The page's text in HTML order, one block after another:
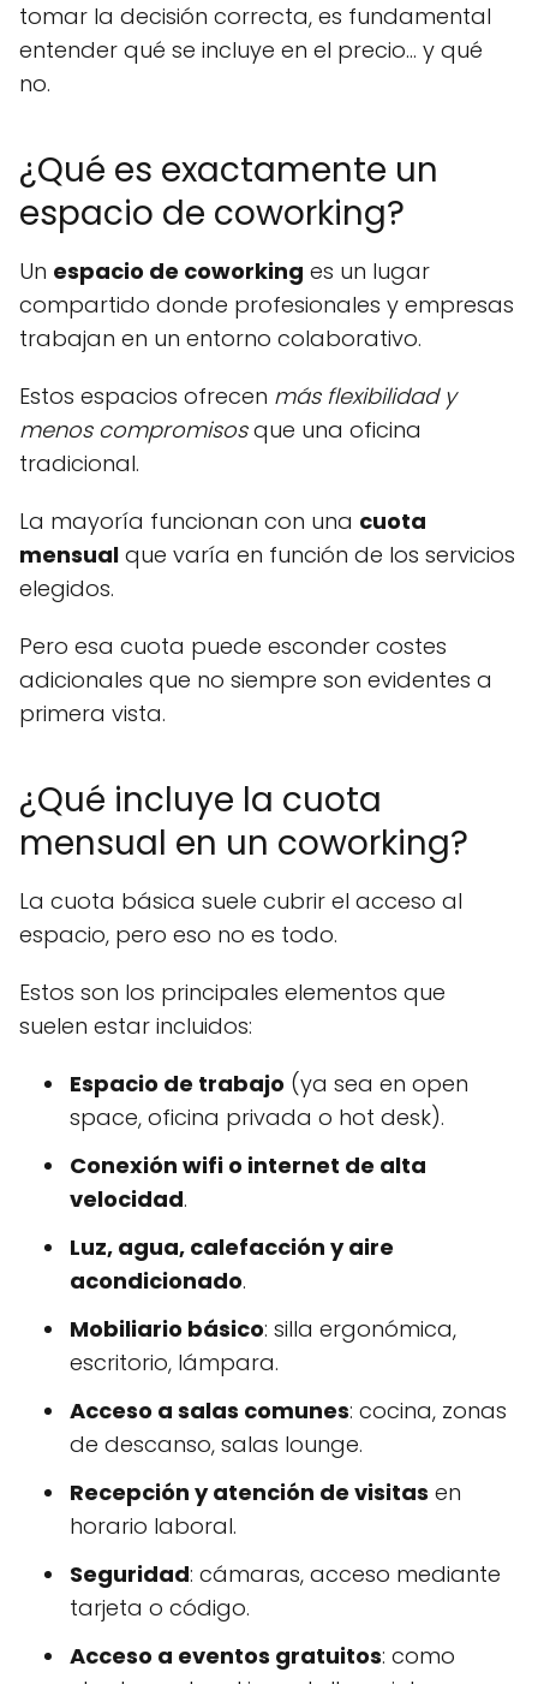
tomar la decisión correcta, es fundamental
entender qué se incluye en el precio... y qué
no.
¿Qué es exactamente un
espacio de coworking?
Un espacio de coworking es un lugar
compartido donde profesionales y empresas
trabajan en un entorno colaborativo.
Estos espacios ofrecen más flexibilidad y
menos compromisosque una oficina
tradicional.
La mayoría funcionan con una cuota
mensual que varía en función de los servicios
elegidos.
Pero esa cuota puede esconder costes
adicionales que no siempre son evidentes a
primera vista.
¿Qué incluye la cuota
mensual en un coworking?
La cuota básica suele cubrir el acceso al
espacio, pero eso no es todo.
Estos son los principales elementos que
suelen estar incluidos:
Espacio de trabajo (ya sea en open
space, oficina privada o hot desk).
Conexión wifi o internet de alta
velocidad.
Luz, agua, calefacción y aire
acondicionado.
Mobiliario básico: silla ergonómica,
escritorio, lámpara.
Acceso a salas comunes: cocina, zonas
de descanso, salas lounge.
Recepción y atención de visitas en
horario laboral.
Seguridad: cámaras, acceso mediante
tarjeta o código.
Acceso a eventos gratuitos: como